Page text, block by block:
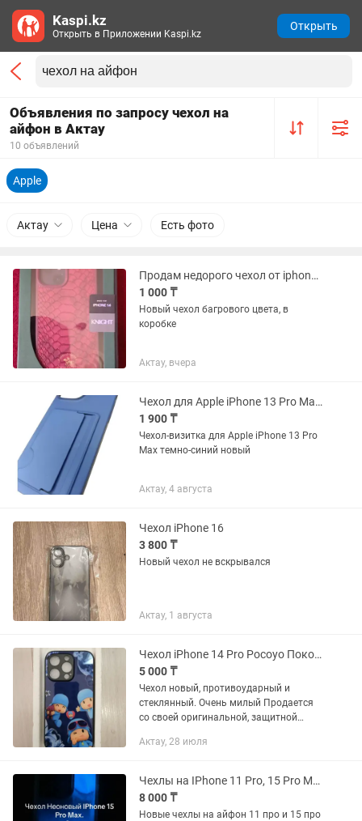
Объявления по запросу чехол на
айфон в Актау
10 объявлений
Apple
Актау Цена Есть фото
Продам недорого чехол от iphone 14
1 000 ₸
Новый чехол багрового цвета, в
коробке
Актау, вчера
Чехол для Apple iPhone 13 Pro Max темно-синий
1 900 ₸
Чехол-визитка для Apple iPhone 13 Pro
Max темно-синий новый
Актау, 4 августа
Чехол iPhone 16
3 800 ₸
Новый чехол не вскрывался
Актау, 1 августа
Чехол iPhone 14 Pro Pocoyo Покойо
5 000 ₸
Чехол новый, противоударный и
стеклянный. Очень милый Продается
со своей оригинальной, защитной
Актау, 28 июля
Чехлы на IPhone 11 Pro, 15 Pro Max
8 000 ₸
Новые чехлы на айфон 11 про и 15 про
Kaspi.kz
Открыть в Приложении Kaspi.kz
Открыть